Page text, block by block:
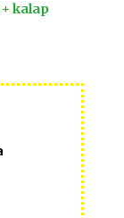
kalap